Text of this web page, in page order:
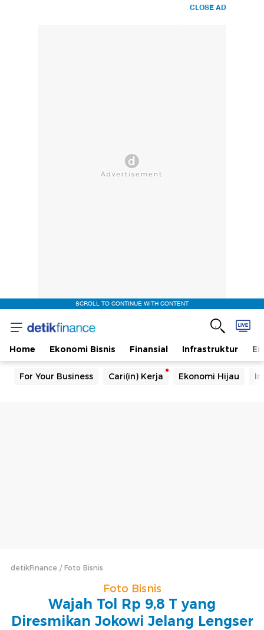
CLOSE AD
SCROLL TO CONTINUE WITH CONTENT
Home Ekonomi Bisnis Finansial Infrastruktur
For Your Business Cari(in) Kerja Ekonomi Hijau
detikFinance Foto Bisnis
Foto Bisnis
Wajah Tol Rp 9,8 T yang
Diresmikan Jokowi Jelang Lengser